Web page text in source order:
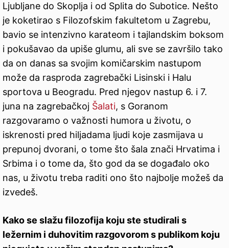
Ljubljane do Skoplja i od Splita do Subotice. Nešto
je koketirao s Filozofskim fakultetom u Zagrebu,
bavio se intenzivno karateom i tajlandskim boksom
i pokušavao da upiše glumu, ali sve se završilo tako
da on danas sa svojim komičarskim nastupom
može da rasproda zagrebački Lisinski i Halu
sportova u Beogradu. Pred njegov nastup 6. i 7.
juna na zagrebačkoj Šalati, s Goranom
razgovaramo o važnosti humora u životu, o
iskrenosti pred hiljadama ljudi koje zasmijava u
prepunoj dvorani, o tome što šala znači Hrvatima i
Srbima i o tome da, što god da se događalo oko
nas, u životu treba raditi ono što najbolje možeš da
izvedeš.
Kako se slažu filozofija koju ste studirali s
ležernim i duhovitim razgovorom s publikom koju